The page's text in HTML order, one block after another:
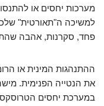
מערכות יחסים או
למשיכה ה"תאורטית"
פחד, סקרנות, אהבה
ההתנהגות המינית או
את הנטייה הפנימית.
במערכת יחסים